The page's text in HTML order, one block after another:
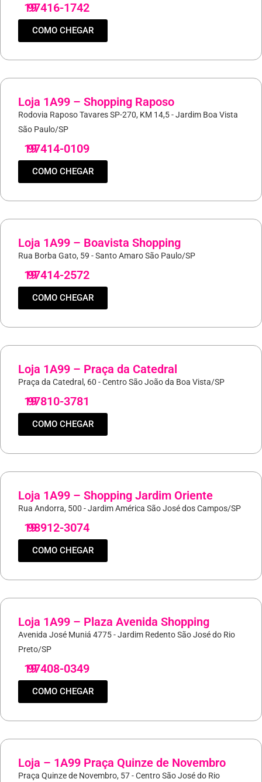
19
97416-1742
COMO CHEGAR
Loja 1A99 – Shopping Raposo
Rodovia Raposo Tavares SP-270, KM 14,5 - Jardim Boa Vista
São Paulo/SP
19
97414-0109
COMO CHEGAR
Loja 1A99 – Boavista Shopping
Rua Borba Gato, 59 - Santo Amaro São Paulo/SP
19
97414-2572
COMO CHEGAR
Loja 1A99 – Praça da Catedral
Praça da Catedral, 60 - Centro São João da Boa Vista/SP
19
97810-3781
COMO CHEGAR
Loja 1A99 – Shopping Jardim Oriente
Rua Andorra, 500 - Jardim América São José dos Campos/SP
19
98912-3074
COMO CHEGAR
Loja 1A99 – Plaza Avenida Shopping
Avenida José Muniá 4775 - Jardim Redento São José do Rio
Preto/SP
19
97408-0349
COMO CHEGAR
Loja – 1A99 Praça Quinze de Novembro
Praça Quinze de Novembro, 57 - Centro São José do Rio